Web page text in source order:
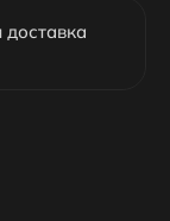
доставка